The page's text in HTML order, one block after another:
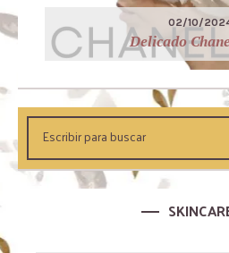
02/10/
Delicado